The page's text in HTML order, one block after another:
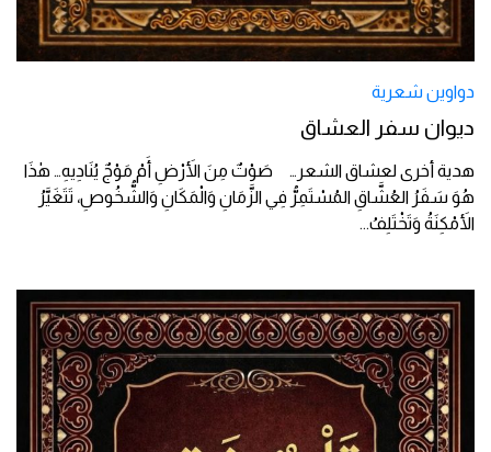
دواوين شعرية
ديوان سفر العشاق
هدية أخرى لعشاق الشعر… صَوْتٌ مِنَ الأَرْضِ أَمْ مَوْجٌ يُنَادِيهِ… هٰذَا
هُوَ سَفَرُ العُشَّاقِ المُسْتَمِرُّ فِي الزَّمَانِ وَالْمَكَانِ وَالشُّخُوصِ، تَتَغَيَّرُ
الأَمْكِنَةُ وَتَخْتَلِفُ...